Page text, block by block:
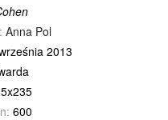
Anna Pol
2013
600